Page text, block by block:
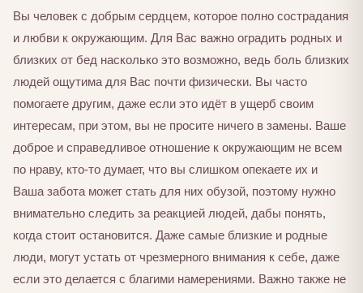
Вы человек с добрым сердцем, которое полно сострадания
и любви к окружающим. Для Вас важно оградить родных и
близких от бед насколько это возможно, ведь боль близких
людей ощутима для Вас почти физически. Вы часто
помогаете другим, даже если это идёт в ущерб своим
интересам, при этом, вы не просите ничего в замены. Ваше
доброе и справедливое отношение к окружающим не всем
по нраву, кто-то думает, что вы слишком опекаете их и
Ваша забота может стать для них обузой, поэтому нужно
внимательно следить за реакцией людей, дабы понять,
когда стоит остановится. Даже самые близкие и родные
люди, могут устать от чрезмерного внимания к себе, даже
если это делается с благими намерениями. Важно также не